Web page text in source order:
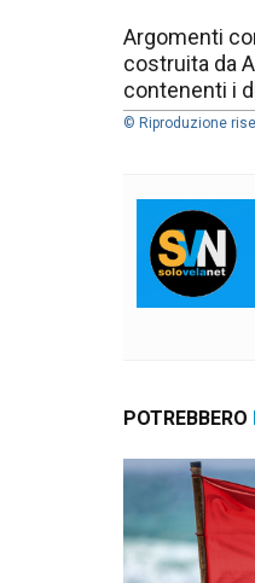
Argomenti
costruita da
contenenti i
© Riproduzione
POTREBBERO